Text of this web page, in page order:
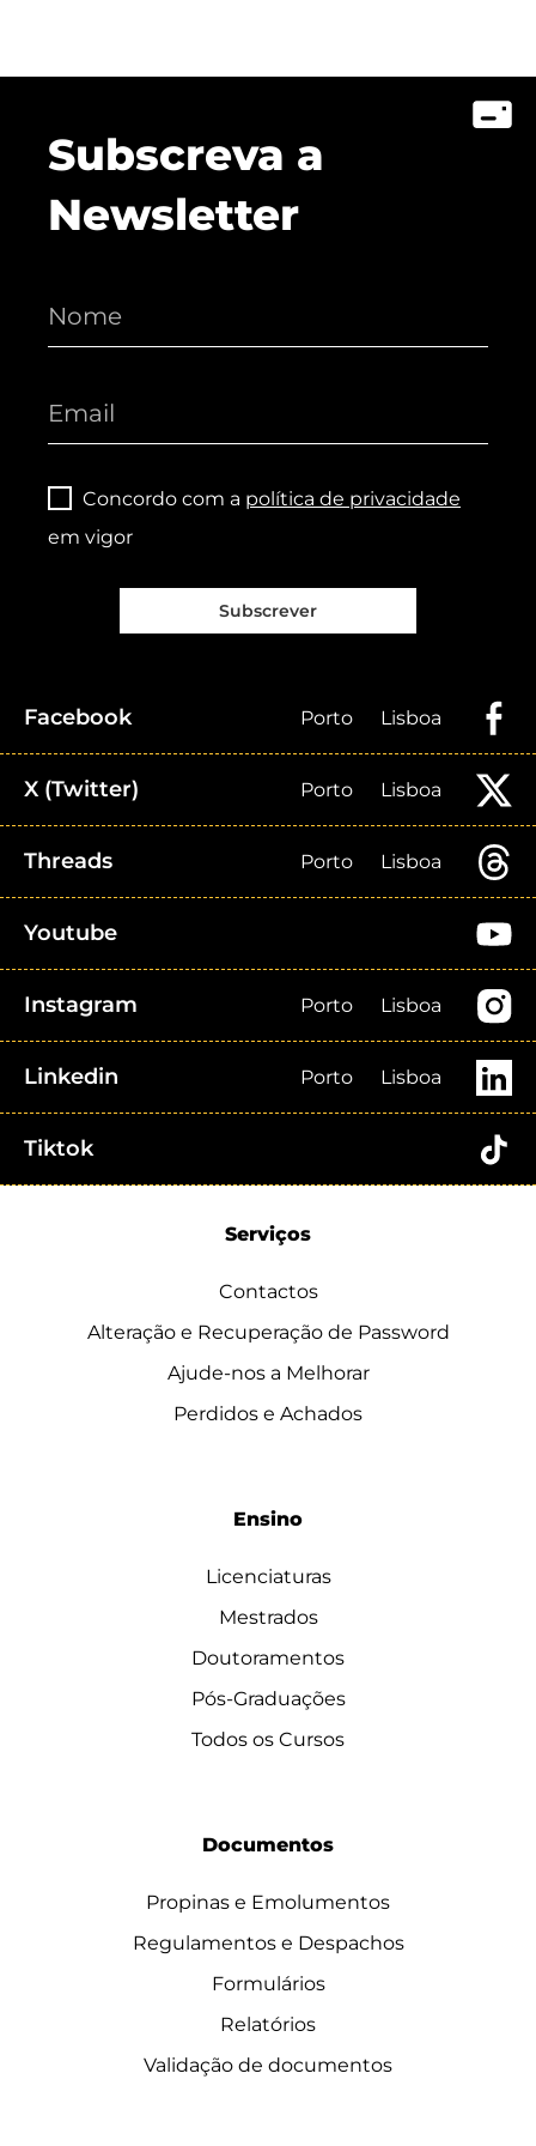
Subscreva a
Newsletter
Concordo com a política de privacidade
em vigor
Subscrever
Facebook Porto Lisboa
X (Twitter) Porto Lisboa
Threads Porto Lisboa
Youtube
Instagram Porto Lisboa
Linkedin Porto Lisboa
Tiktok
Serviços
Contactos
Alteração e Recuperação de Password
Ajude-nos a Melhorar
Perdidos e Achados
Ensino
Licenciaturas
Mestrados
Doutoramentos
Pós-Graduações
Todos os Cursos
Documentos
Propinas e Emolumentos
Regulamentos e Despachos
Formulários
Relatórios
Validação de documentos